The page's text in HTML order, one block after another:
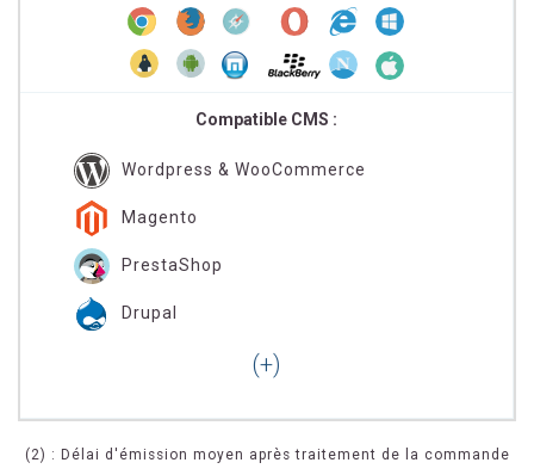
Compatible CMS :
Wordpress & WooCommerce
Magento
PrestaShop
Drupal
(2) : Délai d'émission moyen après traitement de la commande